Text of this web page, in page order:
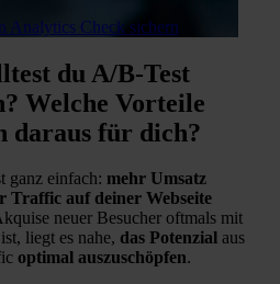
Analytics Check sichern
du A/B-Test
Welche Vorteile
daraus für dich?
ganz einfach: mehr Umsatz
Traffic auf deiner Webseite
neuer Besucher oftmals mit
liegt es nahe, das Potenzialaus
optimal auszuschöpfen.